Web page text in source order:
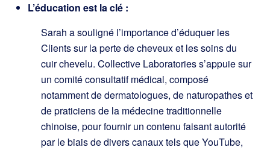
L’éducation est la clé :
Sarah a souligné l’importance d’éduquer les
Clients sur la perte de cheveux et les soins du
cuir chevelu. Collective Laboratories s’appuie sur
un comité consultatif médical, composé
notamment de dermatologues, de naturopathes et
de praticiens de la médecine traditionnelle
chinoise, pour fournir un contenu faisant autorité
par le biais de divers canaux tels que YouTube,